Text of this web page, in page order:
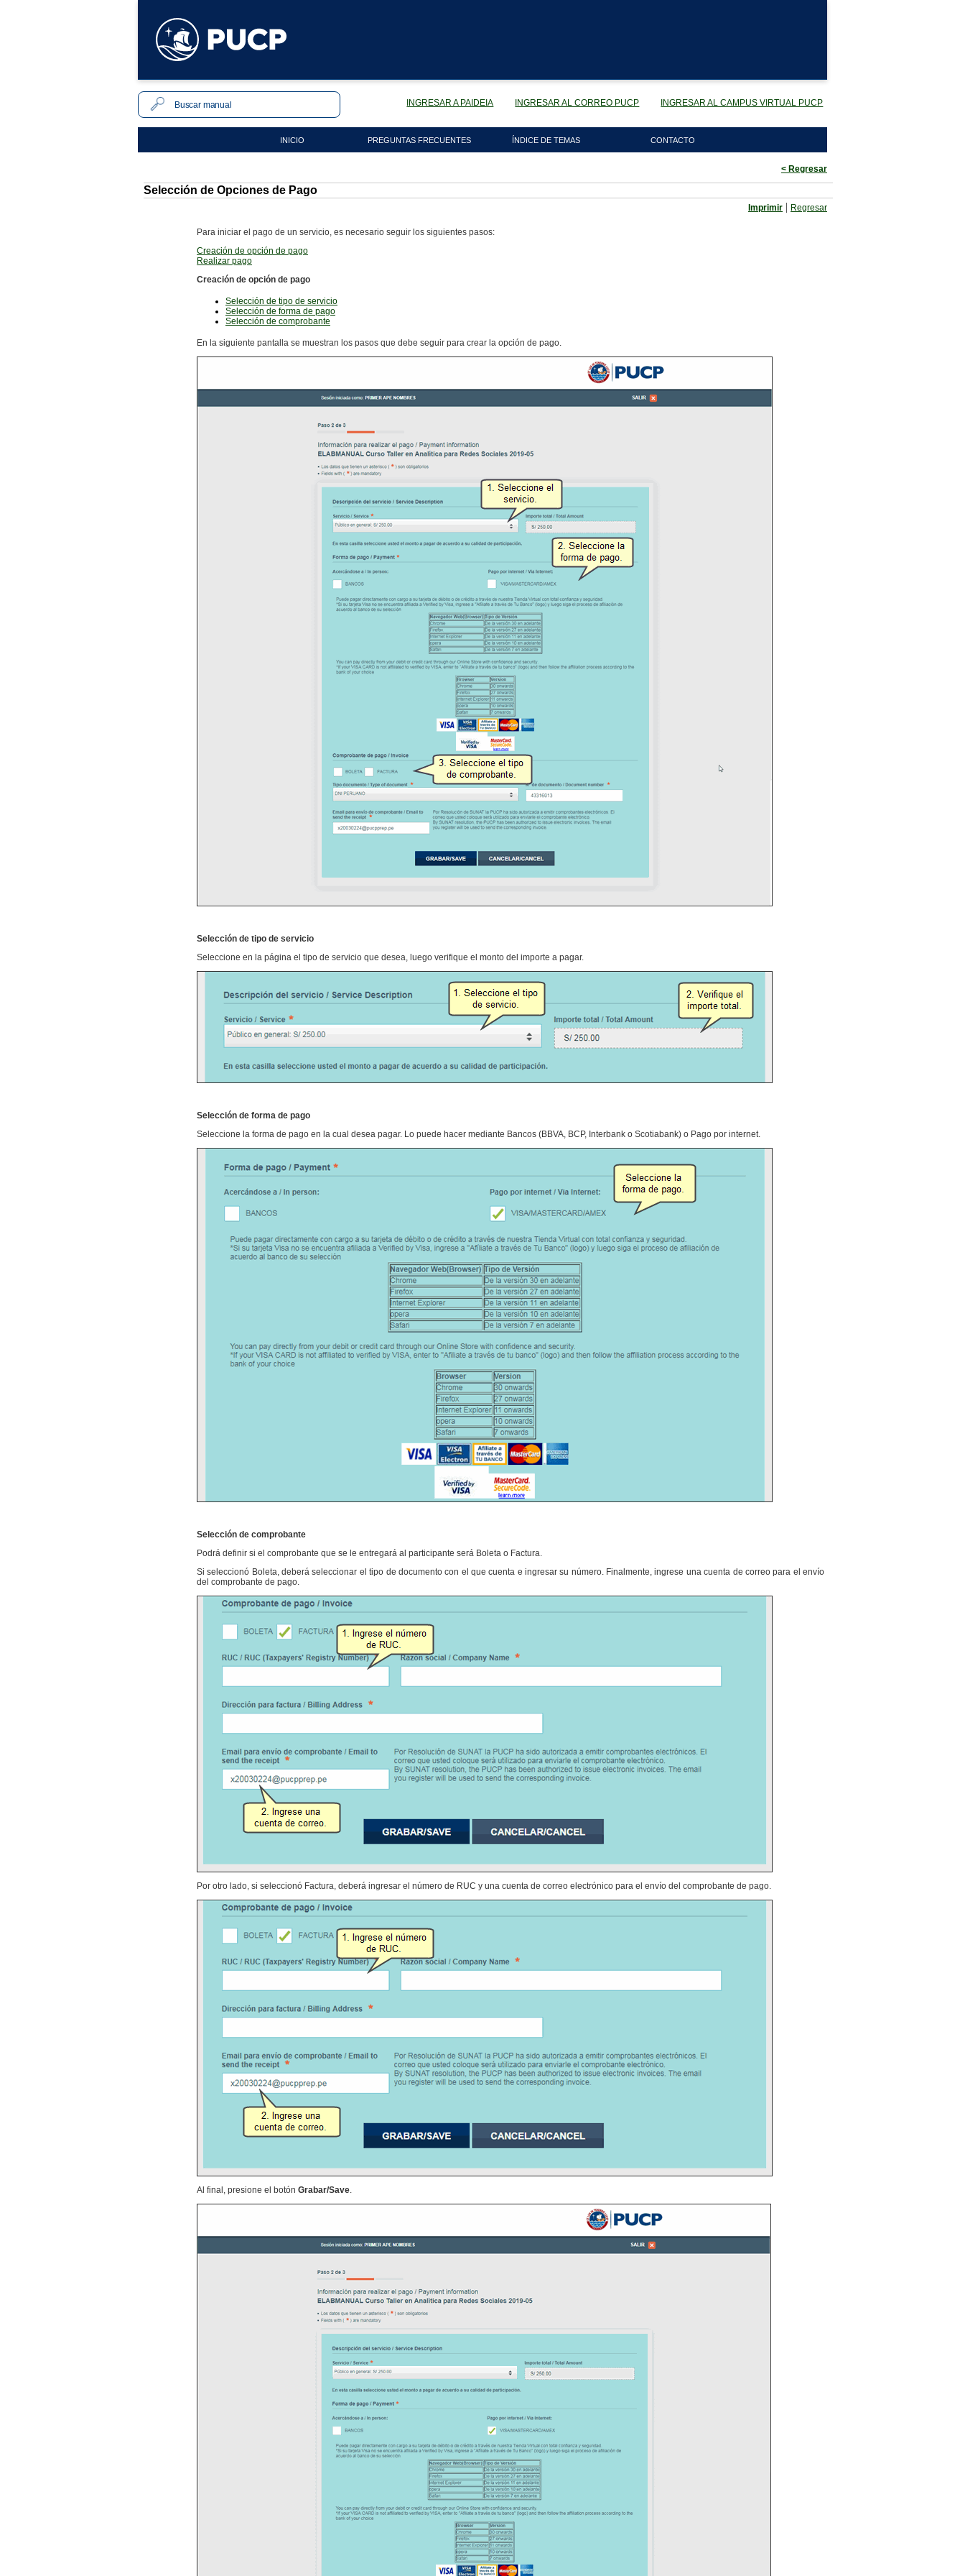
INGRESAR A PAIDEIA INGRESAR AL CORREO PUCP INGRESAR AL CAMPUS VIRTUAL PUCP
INICIO PREGUNTAS FRECUENTES ÍNDICE DE TEMAS CONTACTO
< Regresar
Selección de Opciones de Pago
Imprimir | Regresar
Para iniciar el pago de un servicio, es necesario seguir los siguientes pasos:
Creación de opción de pago
Realizar pago
Creación de opción de pago
Selección de tipo de servicio
Selección de forma de pago
Selección de comprobante
En la siguiente pantalla se muestran los pasos que debe seguir para crear la opción de pago.
Selección de tipo de servicio
Seleccione en la página el tipo de servicio que desea, luego verifique el monto del importe a pagar.
Selección de forma de pago
Seleccione la forma de pago en la cual desea pagar. Lo puede hacer mediante Bancos (BBVA, BCP, Interbank o Scotiabank) o Pago por internet.
Selección de comprobante
Podrá definir si el comprobante que se le entregará al participante será Boleta o Factura.
Si seleccionó Boleta, deberá seleccionar el tipo de documento con el que cuenta e ingresar su número. Finalmente, ingrese una cuenta de correo para el envío
del comprobante de pago.
Por otro lado, si seleccionó Factura, deberá ingresar el número de RUC y una cuenta de correo electrónico para el envío del comprobante de pago.
Al final, presione el botón Grabar/Save.